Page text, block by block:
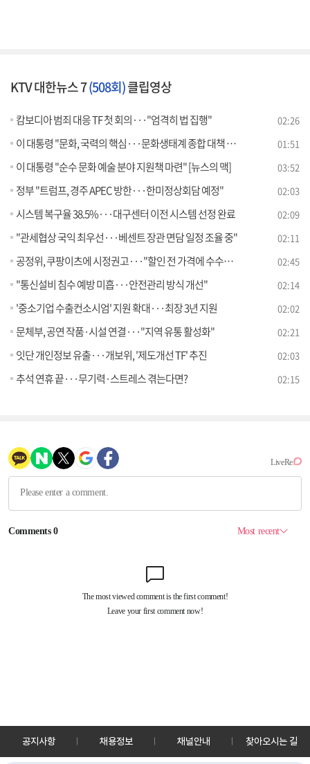
KTV 대한뉴스 7(508회)클립영상
캄보디아 범죄 대응 TF 첫 회의···"엄격히 법 집행" 02:26
이 대통령 "문화, 국력의 핵심···문화생태계 종합 대책 필요" 01:51
이 대통령 "순수 문화 예술 분야 지원책 마련" [뉴스의 맥] 03:52
정부 "트럼프, 경주 APEC 방한···한미정상회담 예정" 02:03
시스템 복구율 38.5%···대구센터 이전 시스템 선정 완료 02:09
"관세협상 국익 최우선···베센트 장관 면담 일정 조율 중" 02:11
공정위, 쿠팡이츠에 시정권고···"할인 전 가격에 수수료 부과" 02:45
"통신설비 침수 예방 미흡···안전관리 방식 개선" 02:14
'중소기업 수출컨소시엄' 지원 확대···최장 3년 지원 02:02
문체부, 공연 작품·시설 연결···"지역 유통 활성화" 02:21
잇단 개인정보 유출···개보위, '제도개선 TF' 추진 02:03
추석 연휴 끝···무기력·스트레스 겪는다면? 02:15
공지사항 채용정보 채널안내 찾아오시는 길